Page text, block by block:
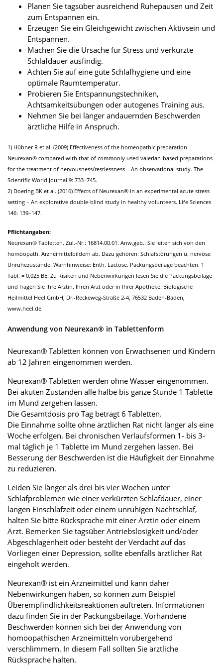
Planen Sie tagsüber ausreichend Ruhepausen und Zeit
zum Entspannen ein.
Erzeugen Sie ein Gleichgewicht zwischen Aktivsein und
Entspannen.
Machen Sie die Ursache für Stress und verkürzte
Schlafdauer ausfindig.
Achten Sie auf eine gute Schlafhygiene und eine
optimale Raumtemperatur.
Probieren Sie Entspannungstechniken,
Achtsamkeitsübungen oder autogenes Training aus.
Nehmen Sie bei länger andauernden Beschwerden
ärztliche Hilfe in Anspruch.
1) Hübner R et al. (2009) Effectiveness of the homeopathic preparation
Neurexan® compared with that of commonly used valerian-based preparations
for the treatment of nervousness/restlessness – An observational study. The
Scientific World Journal 9: 733–745.
2) Doering BK et al. (2016) Effects of Neurexan® in an experimental acute stress
setting – An explorative double-blind study in healthy volunteers. Life Sciences
146: 139–147.
Pflichtangaben:
Neurexan® Tabletten. Zul.-Nr.: 16814.00.01. Anw.geb.: Sie leiten sich von den
homöopath. Arzneimittelbildern ab. Dazu gehören: Schlafstörungen u. nervöse
Unruhezustände. Warnhinweise: Enth. Lactose. Packungsbeilage beachten. 1
Tabl. = 0,025 BE. Zu Risiken und Nebenwirkungen lesen Sie die Packungsbeilage
und fragen Sie Ihre Ärztin, Ihren Arzt oder in Ihrer Apotheke. Biologische
Heilmittel Heel GmbH, Dr.-Reckeweg-Straße 2-4, 76532 Baden-Baden,
www.heel.de
Anwendung von Neurexan® in Tablettenform
Neurexan® Tabletten können von Erwachsenen und Kindern
ab 12 Jahren eingenommen werden.
Neurexan® Tabletten werden ohne Wasser eingenommen.
Bei akuten Zuständen alle halbe bis ganze Stunde 1 Tablette
im Mund zergehen lassen.
Die Gesamtdosis pro Tag beträgt 6 Tabletten.
Die Einnahme sollte ohne ärztlichen Rat nicht länger als eine
Woche erfolgen. Bei chronischen Verlaufsformen 1- bis 3-
mal täglich je 1 Tablette im Mund zergehen lassen. Bei
Besserung der Beschwerden ist die Häufigkeit der Einnahme
zu reduzieren.
Leiden Sie länger als drei bis vier Wochen unter
Schlafproblemen wie einer verkürzten Schlafdauer, einer
langen Einschlafzeit oder einem unruhigen Nachtschlaf,
halten Sie bitte Rücksprache mit einer Ärztin oder einem
Arzt. Bemerken Sie tagsüber Antriebslosigkeit und/oder
Abgeschlagenheit oder besteht der Verdacht auf das
Vorliegen einer Depression, sollte ebenfalls ärztlicher Rat
eingeholt werden.
Neurexan® ist ein Arzneimittel und kann daher
Nebenwirkungen haben, so können zum Beispiel
Überempfindlichkeitsreaktionen auftreten. Informationen
dazu finden Sie in der Packungsbeilage. Vorhandene
Beschwerden können sich bei der Anwendung von
homöopathischen Arzneimitteln vorübergehend
verschlimmern. In diesem Fall sollten Sie ärztliche
Rücksprache halten.